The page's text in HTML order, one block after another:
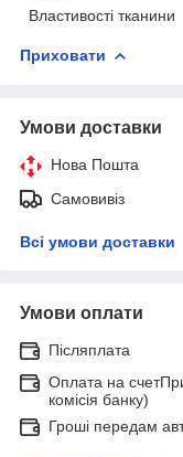
Властивості тканини
Приховати
Умови доставки
Нова Пошта
Самовивіз
Всі умови доставки
Умови оплати
Післяплата
Оплата на
комісія банку)
Гроші передам